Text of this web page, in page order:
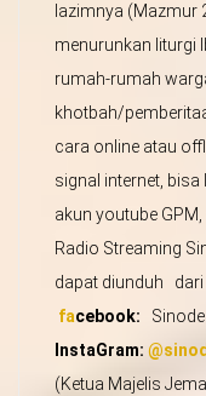
lazimnya (Mazmur
menurunkan liturgi
rumah-rumah
khotbah/
cara online atau
signal internet,
akun youtube GPM,
Radio Streaming
dapat diunduh dari
facebook:
InstaGram:
(Ketua Majelis